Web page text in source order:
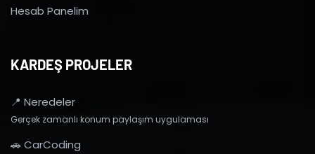
Hesab Panelim
KARDEŞ PROJELER
📍 Neredeler
Gerçek zamanlı konum paylaşım uygulaması
🚗 CarCoding